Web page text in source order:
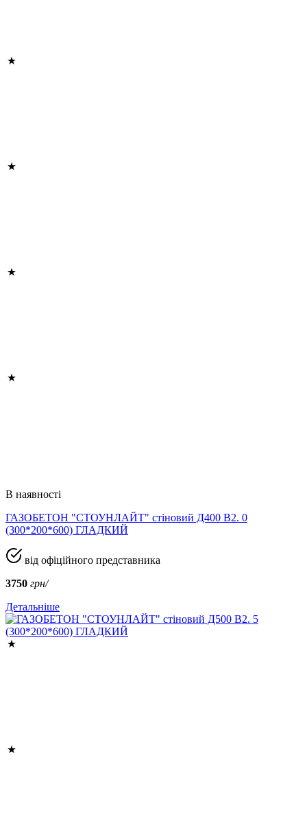
В наявності
ГАЗОБЕТОН "СТОУНЛАЙТ" стіновий Д400 В2. 0
(300*200*600) ГЛАДКИЙ
від офіційного представника
3750 грн/
Детальніше